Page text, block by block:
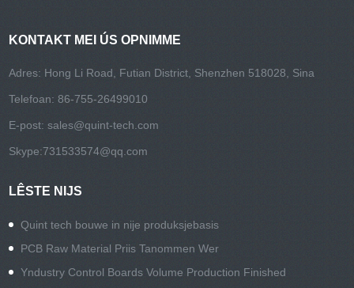
KONTAKT MEI ÚS OPNIMME
Adres: Hong Li Road, Futian District, Shenzhen 518028, Sina
Telefoan: 86-755-26499010
E-post:sales@quint-tech.com
Skype:731533574@qq.com
LÊSTE NIJS
Quint tech bouwe in nije produksjebasis
PCB Raw Material Priis Tanommen Wer
Yndustry Control Boards Volume Production Finished